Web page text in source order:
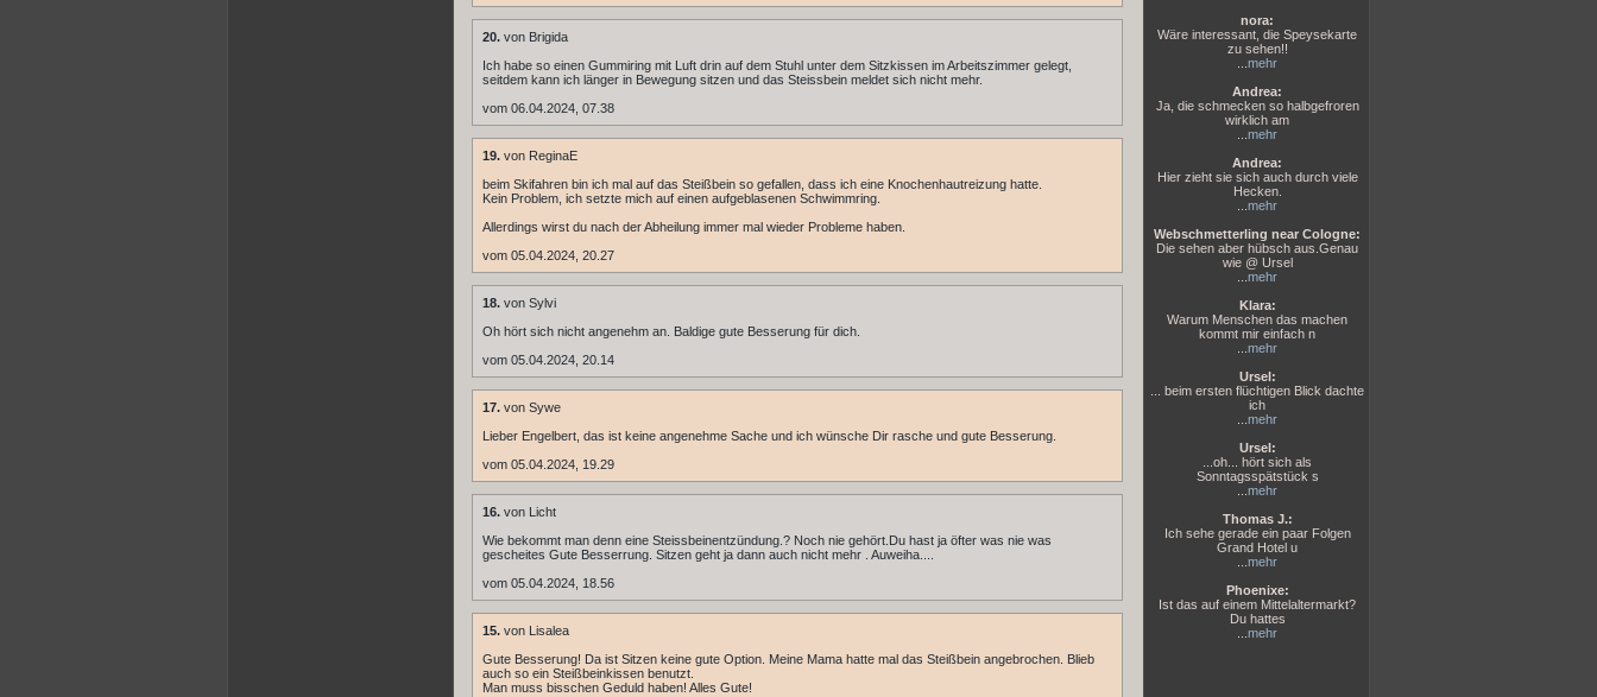
20. von Brigida
Ich habe so einen Gummiring mit Luft drin auf dem Stuhl unter dem Sitzkissen im Arbeitszimmer gelegt,
seitdem kann ich länger in Bewegung sitzen und das Steissbein meldet sich nicht mehr.
vom 06.04.2024, 07.38
19. von ReginaE
beim Skifahren bin ich mal auf das Steißbein so gefallen, dass ich eine Knochenhautreizung hatte.
Kein Problem, ich setzte mich auf einen aufgeblasenen Schwimmring.
Allerdings wirst du nach der Abheilung immer mal wieder Probleme haben.
vom 05.04.2024, 20.27
18. von Sylvi
Oh hört sich nicht angenehm an. Baldige gute Besserung für dich.
vom 05.04.2024, 20.14
17. von Sywe
Lieber Engelbert, das ist keine angenehme Sache und ich wünsche Dir rasche und gute Besserung.
vom 05.04.2024, 19.29
16. von Licht
Wie bekommt man denn eine Steissbeinentzündung.? Noch nie gehört.Du hast ja öfter was nie was
gescheites Gute Besserrung. Sitzen geht ja dann auch nicht mehr . Auweiha....
vom 05.04.2024, 18.56
15. von Lisalea
Gute Besserung! Da ist Sitzen keine gute Option. Meine Mama hatte mal das Steißbein angebrochen. Blieb
auch so ein Steißbeinkissen benutzt.
Man muss bisschen Geduld haben! Alles Gute!
nora:
Wäre interessant, die Speysekarte
zu sehen!!
mehr
Andrea:
Ja, die schmecken so halbgefroren
wirklich am
mehr
Andrea:
Hier zieht sie sich auch durch viele
Hecken.
mehr
Webschmetterling near Cologne:
Die sehen aber hübsch aus.Genau
wie @ Ursel
mehr
Klara:
Warum Menschen das machen
kommt mir einfach n
mehr
Ursel:
... beim ersten flüchtigen Blick dachte
ich
mehr
Ursel:
...oh... hört sich als
Sonntagsspätstück s
mehr
Thomas J.:
Ich sehe gerade ein paar Folgen
Grand Hotel u
mehr
Phoenixe:
Ist das auf einem Mittelaltermarkt?
Du hattes
mehr